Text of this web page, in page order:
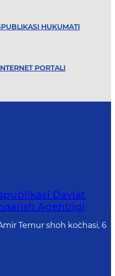
HUKUMATI
PORTALI
Davlat
Agentligi
Temur shoh ko`chasi, 6